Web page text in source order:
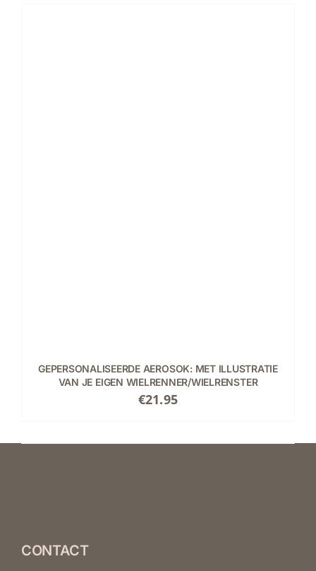
GEPERSONALISEERDE AEROSOK: MET ILLUSTRATIE
VAN JE EIGEN WIELRENNER/WIELRENSTER
€21.95
CONTACT